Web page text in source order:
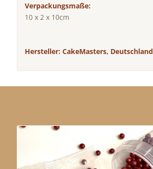
Verpackungsmaße:
10 x 2 x 10cm
Hersteller: CakeMasters, Deutschland